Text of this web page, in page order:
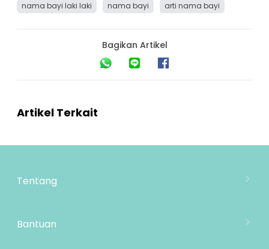
nama bayi laki laki
nama bayi arti nama bayi
Bagikan Artikel
Artikel Terkait
Tentang
Lokasi Toko
Bantuan